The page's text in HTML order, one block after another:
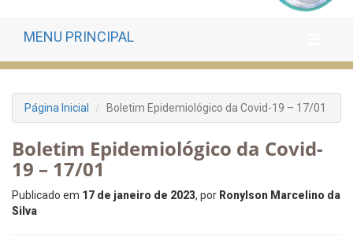
MENU PRINCIPAL
Página Inicial Boletim Epidemiológico da Covid-19 – 17/01
Boletim Epidemiológico da Covid-
19 – 17/01
Publicado em 17 de janeiro de 2023, por Ronylson Marcelino da
Silva